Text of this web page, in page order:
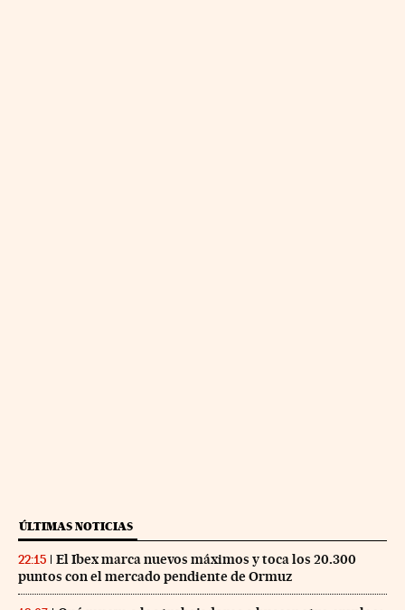
ÚLTIMAS NOTICIAS
22:15
El Ibex marca nuevos máximos y toca los 20.300
puntos con el mercado pendiente de Ormuz